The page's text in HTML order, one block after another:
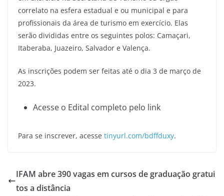
correlato na esfera estadual e ou municipal e para
profissionais da área de turismo em exercício. Elas
serão divididas entre os seguintes polos: Camaçari,
Itaberaba, Juazeiro, Salvador e Valença.
As inscrições podem ser feitas até o dia 3 de março de
2023.
Acesse o Edital completo pelo link
Para se inscrever, acesse tinyurl.com/bdffduxy.
IFAM abre 390 vagas em cursos de graduação gratui
tos a distância